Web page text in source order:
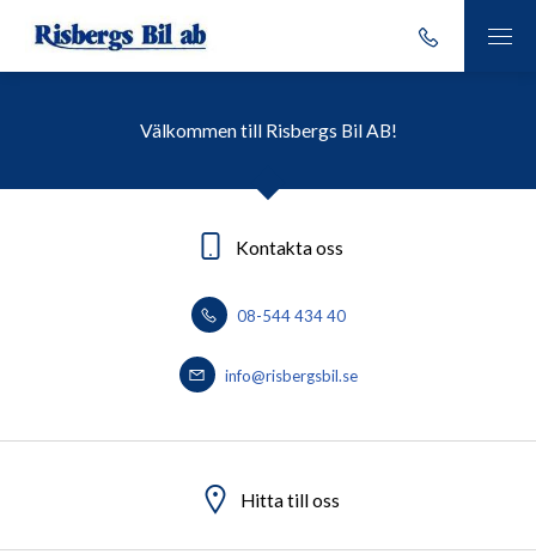
Välkommen till Risbergs Bil AB!
Kontakta oss
08-544 434 40
info@risbergsbil.se
Hitta till oss